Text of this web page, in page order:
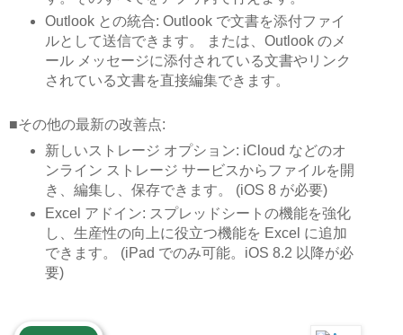
Outlook との統合: Outlook で文書を添付ファイ
ルとして送信できます。 または、Outlook のメ
ール メッセージに添付されている文書やリンク
されている文書を直接編集できます。
■その他の最新の改善点:
新しいストレージ オプション: iCloud などのオ
ンライン ストレージ サービスからファイルを開
き、編集し、保存できます。 (iOS 8 が必要)
Excel アドイン: スプレッドシートの機能を強化
し、生産性の向上に役立つ機能を Excel に追加
できます。 (iPad でのみ可能。iOS 8.2 以降が必
要)